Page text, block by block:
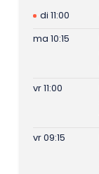
di 11:00
ma 10:15
vr 11:00
vr 09:15